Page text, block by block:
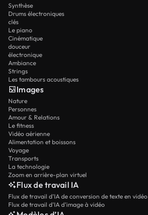
Synthèse
Drums électroniques
clés
Le piano
Cinématique
douceur
électronique
Ambiance
Strings
Les tambours acoustiques
Images
Nature
Personnes
Amour & Relations
Le fitness
Vidéo aérienne
Alimentation et boissons
Voyage
Transports
La technologie
Zoom en arrière-plan virtuel
Flux de travail IA
Flux de travail d’IA de conversion de texte en vidéo
Flux de travail d’IA d’image à vidéo